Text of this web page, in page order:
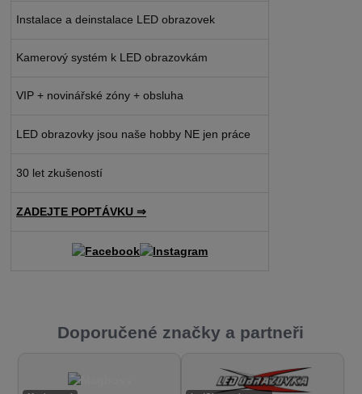
Instalace a deinstalace LED obrazovek
Kamerový systém k LED obrazovkám
VIP + novinářské zóny + obsluha
LED obrazovky jsou naše hobby NE jen práce
30 let zkušeností
ZADEJTE POPTÁVKU ⇒
Doporučené značky a partneři